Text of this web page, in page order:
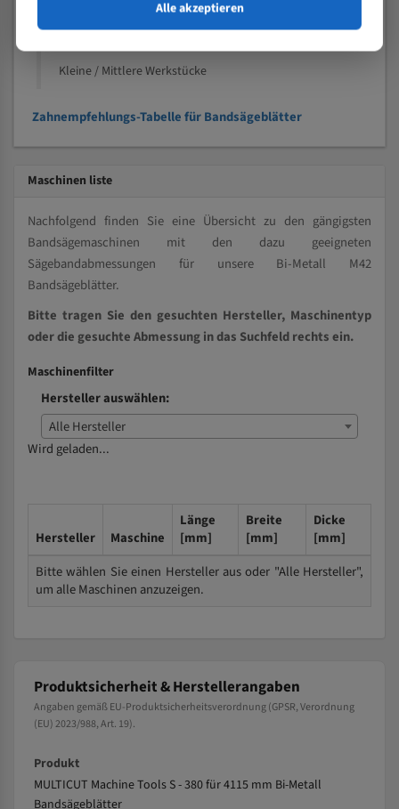
Kleine und mittlere Profile / Kleine Durchmesser
Kleine / Mittlere Werkstücke
Zahnempfehlungs-Tabelle für Bandsägeblätter
Maschinen liste
Nachfolgend finden Sie eine Übersicht zu den gängigsten
Bandsägemaschinen mit den dazu geeigneten
Sägebandabmessungen für unsere Bi-Metall M42
Bandsägeblätter.
Bitte tragen Sie den gesuchten Hersteller, Maschinentyp
oder die gesuchte Abmessung in das Suchfeld rechts ein.
Maschinenfilter
Hersteller auswählen:
Alle Hersteller
Wird geladen...
Hersteller Maschine
Länge
[mm]
Breite
[mm]
Dicke
[mm]
Bitte wählen Sie einen Hersteller aus oder "Alle Hersteller",
um alle Maschinen anzuzeigen.
Produktsicherheit & Herstellerangaben
Angaben gemäß EU-Produktsicherheitsverordnung (GPSR, Verordnung
(EU) 2023/988, Art. 19).
Produkt
MULTICUT Machine Tools S - 380 für 4115 mm Bi-Metall
Bandsägeblätter
Alle akzeptieren